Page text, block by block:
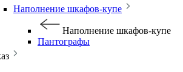
Наполнение шкафов-купе
Наполнение шкафов-купе
Пантографы